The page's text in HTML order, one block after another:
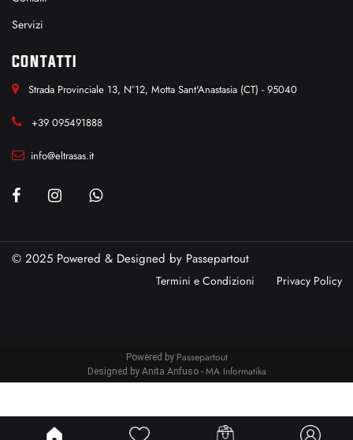
Servizi
CONTATTI
Strada Provinciale 13, N°12, Motta Sant'Anastasia (CT) - 95040
+39 095491888
info@eltrasas.it
© 2025 Powered & Designed by Passepartout
Termini e Condizioni Privacy Policy
Powered by Passepartout
Designed by Anita Anfuso - MA Informatika